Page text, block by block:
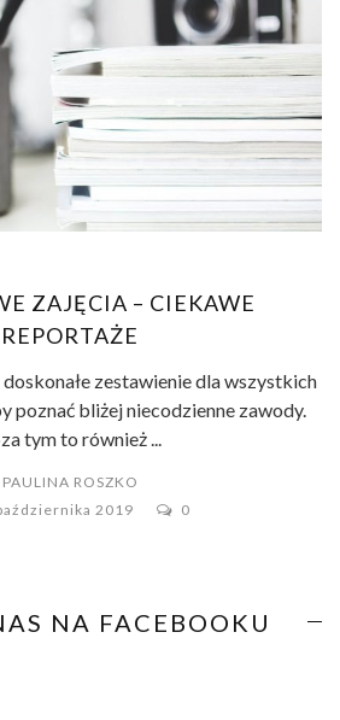
ZAJĘCIA – CIEKAWE
REPORTAŻE
zestawienie dla wszystkich
poznać bliżej niecodzienne zawody.
tym to również ...
PAULINA ROSZKO
2019
0
NA FACEBOOKU